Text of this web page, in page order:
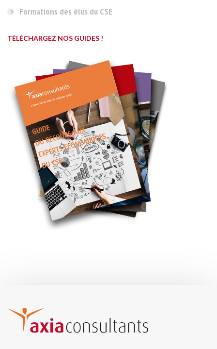
Formations des élus du CSE
TÉLÉCHARGEZ NOS GUIDES !